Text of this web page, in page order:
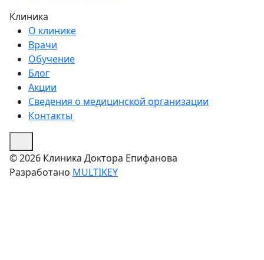
Клиника
О клинике
Врачи
Обучение
Блог
Акции
Сведения о медицинской организации
Контакты
© 2026 Клиника Доктора Епифанова
Разработано MULTIKEY